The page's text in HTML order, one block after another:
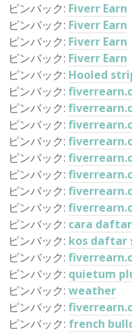
ピンバック: Fiverr Earn
ピンバック: Fiverr Earn
ピンバック: Fiverr Earn
ピンバック: Fiverr Earn
ピンバック: Hooled
ピンバック:
ピンバック:
ピンバック:
ピンバック:
ピンバック:
ピンバック:
ピンバック:
ピンバック:
ピンバック: cara
ピンバック: kos daftar
ピンバック:
ピンバック: quietum
ピンバック: weather
ピンバック:
ピンバック: french